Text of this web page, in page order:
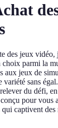
des jeux
parmi la
aux jeux de
sans
du défi,
pour vous
captivent